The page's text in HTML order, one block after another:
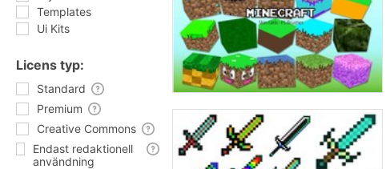
Templates
Ui Kits
Licens typ:
Standard
Premium
Creative Commons
Endast redaktionell
användning